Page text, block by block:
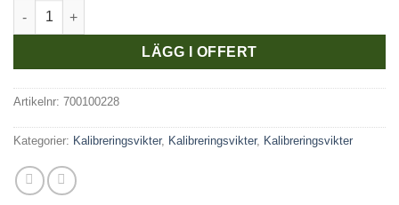
Viktsats OIML Rostfri i Aluminium Väska 1g - 500g inkl. M1
LÄGG I OFFERT
Artikelnr: 700100228
Kategorier: Kalibreringsvikter, Kalibreringsvikter, Kalibreringsvikter